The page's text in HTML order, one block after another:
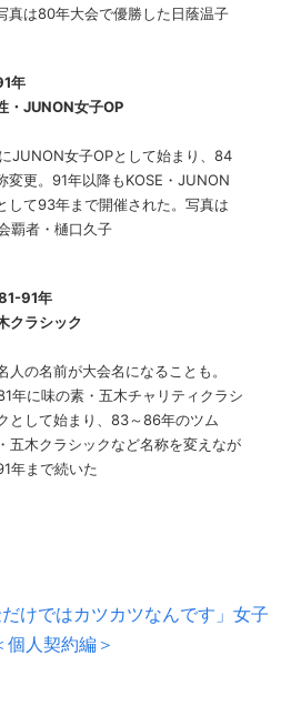
真は80年大会で優勝した日蔭温子
年
・JUNON女子OP
JUNON女子OPとして始まり、84
変更。91年以降もKOSE・JUNON
して93年まで開催された。写真は
覇者・樋口久子
91年
クラシック
人の名前が大会名になることも。
年に味の素・五木チャリティクラシ
として始まり、83～86年のツム
五木クラシックなど名称を変えなが
年まで続いた
けではカツカツなんです」女子
人契約編＞